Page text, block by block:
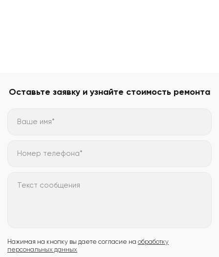
Оставьте заявку и узнайте стоимость ремонта
Ваше имя*
Номер телефона*
Текст сообщения
Нажимая на кнопку вы даете согласие на обработку
персональных данных